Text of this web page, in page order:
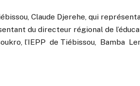
Claude Djerehe, qui
du directeur régional de
l’IEPP de Tiébissou, Bamba